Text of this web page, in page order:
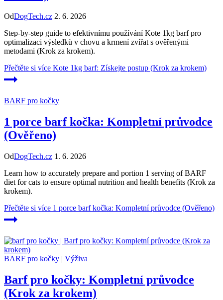
OdDogTech.cz 2. 6. 2026
Step-by-step guide to efektivnímu používání Kote 1kg barf pro
optimalizaci výsledků v chovu a krmení zvířat s ověřenými
metodami (Krok za krokem).
Přečtěte si více Kote 1kg barf: Získejte postup (Krok za krokem)
BARF pro kočky
1 porce barf kočka: Kompletní průvodce
(Ověřeno)
OdDogTech.cz 1. 6. 2026
Learn how to accurately prepare and portion 1 serving of BARF
diet for cats to ensure optimal nutrition and health benefits (Krok za
krokem).
Přečtěte si více 1 porce barf kočka: Kompletní průvodce (Ověřeno)
BARF pro kočky | Výživa
Barf pro kočky: Kompletní průvodce
(Krok za krokem)